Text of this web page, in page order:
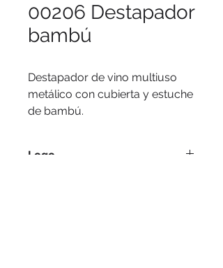
00206 Destapador
bambú
Destapador de vino multiuso
metálico con cubierta y estuche
de bambú.
Logo